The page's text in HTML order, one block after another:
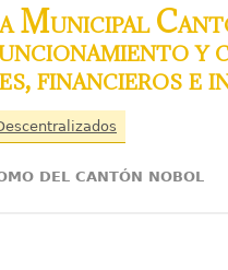
Municipal
financieros e
DEL CANTÓN NOBOL